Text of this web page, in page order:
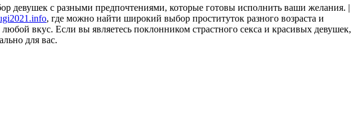
девушек с разными предпочтениями, которые готовы исполнить ваши желания. |
, где можно найти широкий выбор проституток разного возраста и
вкус. Если вы являетесь поклонником страстного секса и красивых девушек,
для вас.